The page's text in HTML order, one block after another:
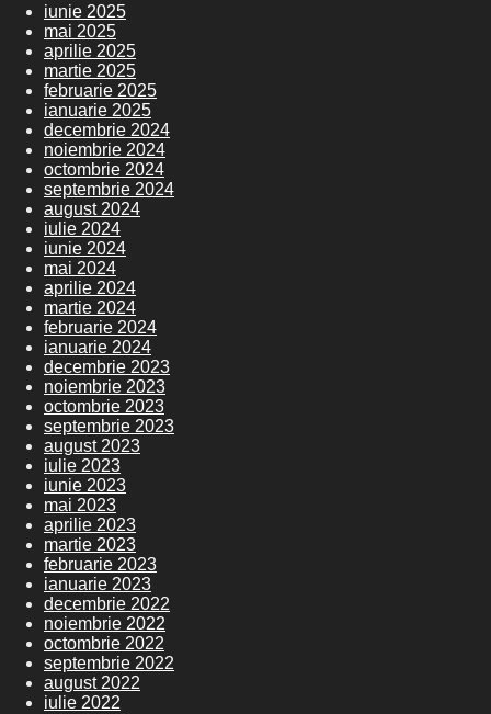
iunie 2025
mai 2025
aprilie 2025
martie 2025
februarie 2025
ianuarie 2025
decembrie 2024
noiembrie 2024
octombrie 2024
septembrie 2024
august 2024
iulie 2024
iunie 2024
mai 2024
aprilie 2024
martie 2024
februarie 2024
ianuarie 2024
decembrie 2023
noiembrie 2023
octombrie 2023
septembrie 2023
august 2023
iulie 2023
iunie 2023
mai 2023
aprilie 2023
martie 2023
februarie 2023
ianuarie 2023
decembrie 2022
noiembrie 2022
octombrie 2022
septembrie 2022
august 2022
iulie 2022